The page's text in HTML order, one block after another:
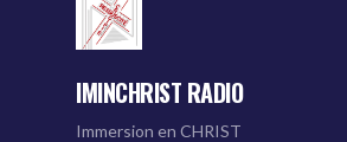
IMINCHRIST RADIO
Immersion en CHRIST